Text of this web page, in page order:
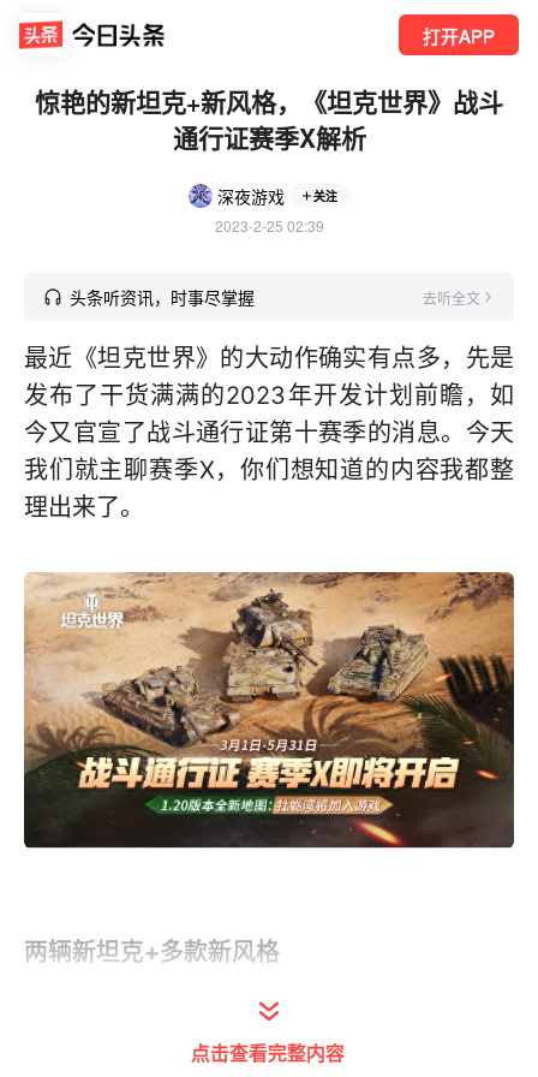
打开APP
惊艳的新坦克+新风格，《坦克世界》战斗
通行证赛季X解析
深夜游戏 关注
2023-2-25 02:39
头条听资讯，时事尽掌握 去听全文
最近《坦克世界》的大动作确实有点多，先是
发布了干货满满的2023年开发计划前瞻，如
今又官宣了战斗通行证第十赛季的消息。今天
我们就主聊赛季X，你们想知道的内容我都整
理出来了。
两辆新坦克+多款新风格
跟以往一样，赛季X的时长也是一个季度，它
会从3月1日持续到5月31日。本次的3辆核心
点击查看完整内容